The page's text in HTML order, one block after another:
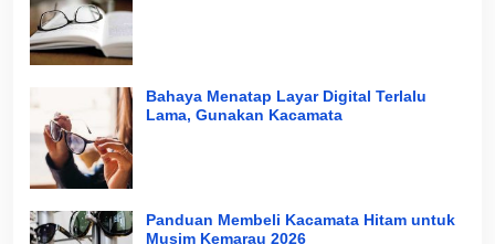
Bahaya Menatap Layar Digital Terlalu
Lama, Gunakan Kacamata
Panduan Membeli Kacamata Hitam untuk
Musim Kemarau 2026